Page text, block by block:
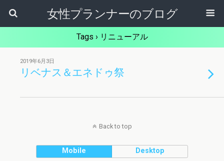
女性プランナーのブログ
Tags › リニューアル
2019年6月3日
リベナス＆エネドゥ祭
Back to top
Mobile Desktop